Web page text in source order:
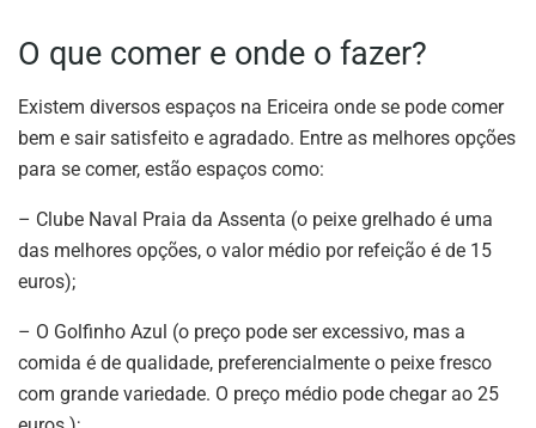
O que comer e onde o fazer?
Existem diversos espaços na Ericeira onde se pode comer
bem e sair satisfeito e agradado. Entre as melhores opções
para se comer, estão espaços como:
– Clube Naval Praia da Assenta (o peixe grelhado é uma
das melhores opções, o valor médio por refeição é de 15
euros);
– O Golfinho Azul (o preço pode ser excessivo, mas a
comida é de qualidade, preferencialmente o peixe fresco
com grande variedade. O preço médio pode chegar ao 25